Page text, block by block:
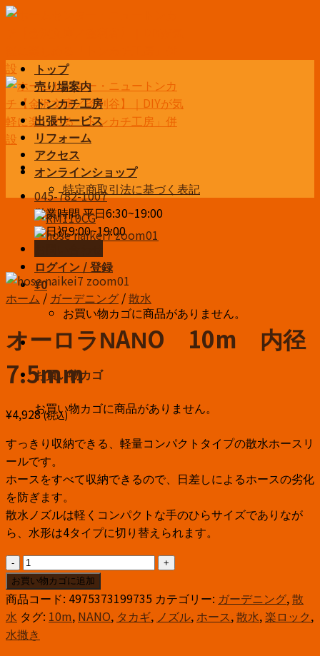
Skip
045-782-1007
営業時間 平日6:30~19:00
土日祝9:00~19:00
ログイン / 登録
¥0
お買い物カゴに商品がありません。
お買い物カゴ
お買い物カゴに商品がありません。
トップ
売り場案内
トンカチ工房
出張サービス
リフォーム
アクセス
オンラインショップ
特定商取引法に基づく表記
ホーム / ガーデニング /散水
オーロラNANO 10m 内径
7.5mm
¥4,928 (税込)
すっきり収納できる、軽量コンパクトタイプの散水ホースリ
ールです。
ホースをすべて収納できるので、日差しによるホースの劣化
を防ぎます。
散水ノズルは軽くコンパクトな手のひらサイズでありなが
ら、水形は4タイプに切り替えられます。
オ
ー
ロ
ラ
NANO
お買い物カゴに追加
商品コード: 4975373199735 カテゴリー: ガーデニング,散
水 タグ: 10m, NANO, タカギ, ノズル,ホース,散水,楽ロック,
水撒き